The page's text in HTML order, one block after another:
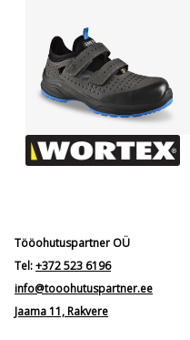
Tööohutuspartner OÜ
Tel:+372 523 6196
info@tooohutuspartner.ee
Jaama 11, Rakvere